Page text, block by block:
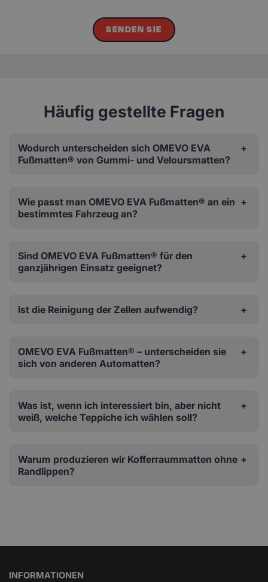
SENDEN SIE
Häufig gestellte Fragen
Wodurch unterscheiden sich OMEVO EVA
Fußmatten® von Gummi- und Veloursmatten?
Wie passt man OMEVO EVA Fußmatten® an ein
bestimmtes Fahrzeug an?
Sind OMEVO EVA Fußmatten® für den
ganzjährigen Einsatz geeignet?
Ist die Reinigung der Zellen aufwendig?
OMEVO EVA Fußmatten® – unterscheiden sie
sich von anderen Automatten?
Was ist, wenn ich interessiert bin, aber nicht
weiß, welche Teppiche ich wählen soll?
Warum produzieren wir Kofferraummatten ohne
Randlippen?
INFORMATIONEN